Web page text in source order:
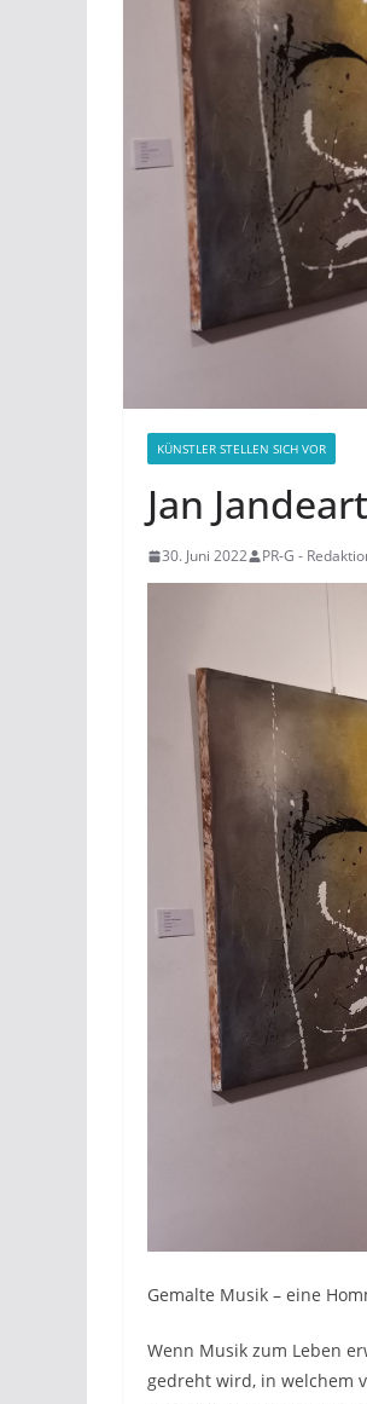
KÜNSTLER STELLEN SICH VOR
Jan
30. Juni 2022 PR-G -
Gemalte Musik – eine
Wenn Musik zum Leben
gedreht wird, in welchem